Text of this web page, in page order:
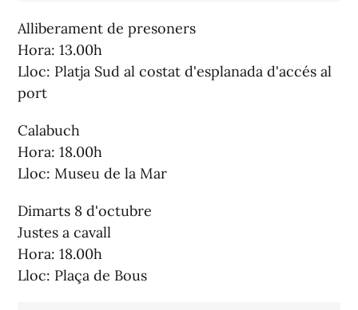
Alliberament de presoners
Hora: 13.00h
Lloc: Platja Sud al costat d'esplanada d'accés al
port
Calabuch
Hora: 18.00h
Lloc: Museu de la Mar
Dimarts 8 d'octubre
Justes a cavall
Hora: 18.00h
Lloc: Plaça de Bous